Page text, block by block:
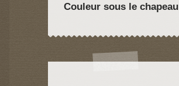
Couleur sous le chapeau